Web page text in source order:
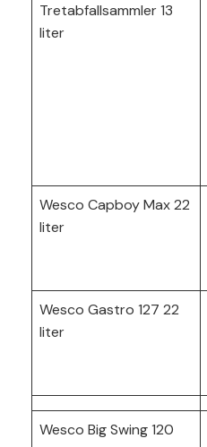
Tretabfallsammler 13
liter
Wesco Capboy Max 22
liter
Wesco Gastro 127 22
liter
Wesco Big Swing 120